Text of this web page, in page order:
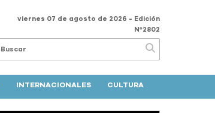
viernes 07 de agosto de 2026 - Edición
Nº2802
INTERNACIONALES CULTURA